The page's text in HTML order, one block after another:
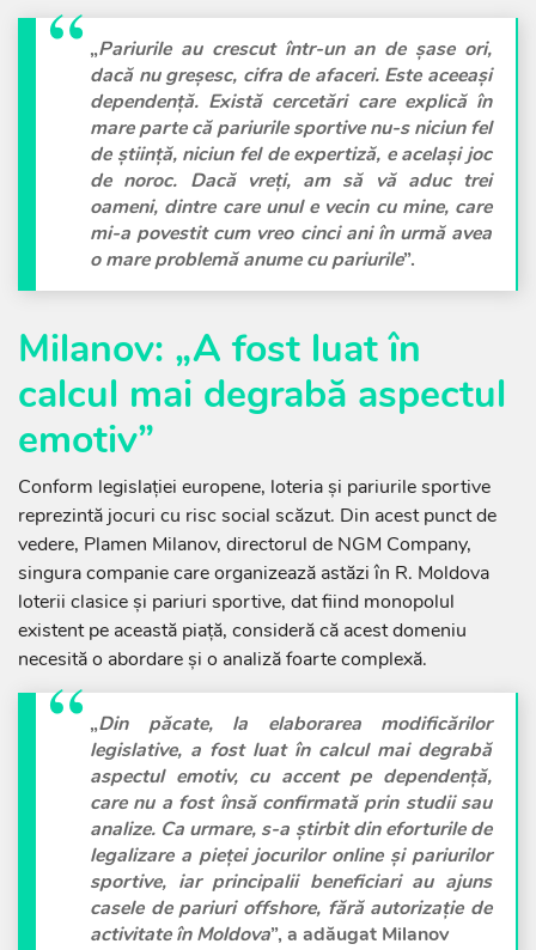
„Pariurile au crescut într-un an de șase ori,
dacă nu greșesc, cifra de afaceri. Este aceeași
dependență. Există cercetări care explică în
mare parte că pariurile sportive nu-s niciun fel
de știință, niciun fel de expertiză, e același joc
de noroc. Dacă vreți, am să vă aduc trei
oameni, dintre care unul e vecin cu mine, care
mi-a povestit cum vreo cinci ani în urmă avea
o mare problemă anume cu pariurile”.
Milanov: „A fost luat în
calcul mai degrabă aspectul
emotiv”
Conform legislației europene, loteria și pariurile sportive
reprezintă jocuri cu risc social scăzut. Din acest punct de
vedere, Plamen Milanov, directorul de NGM Company,
singura companie care organizează astăzi în R. Moldova
loterii clasice și pariuri sportive, dat fiind monopolul
existent pe această piață, consideră că acest domeniu
necesită o abordare și o analiză foarte complexă.
„Din păcate, la elaborarea modificărilor
legislative, a fost luat în calcul mai degrabă
aspectul emotiv, cu accent pe dependență,
care nu a fost însă confirmată prin studii sau
analize. Ca urmare, s-a știrbit din eforturile de
legalizare a pieței jocurilor online și pariurilor
sportive, iar principalii beneficiari au ajuns
casele de pariuri offshore, fără autorizație de
activitate în Moldova”, a adăugat Milanov